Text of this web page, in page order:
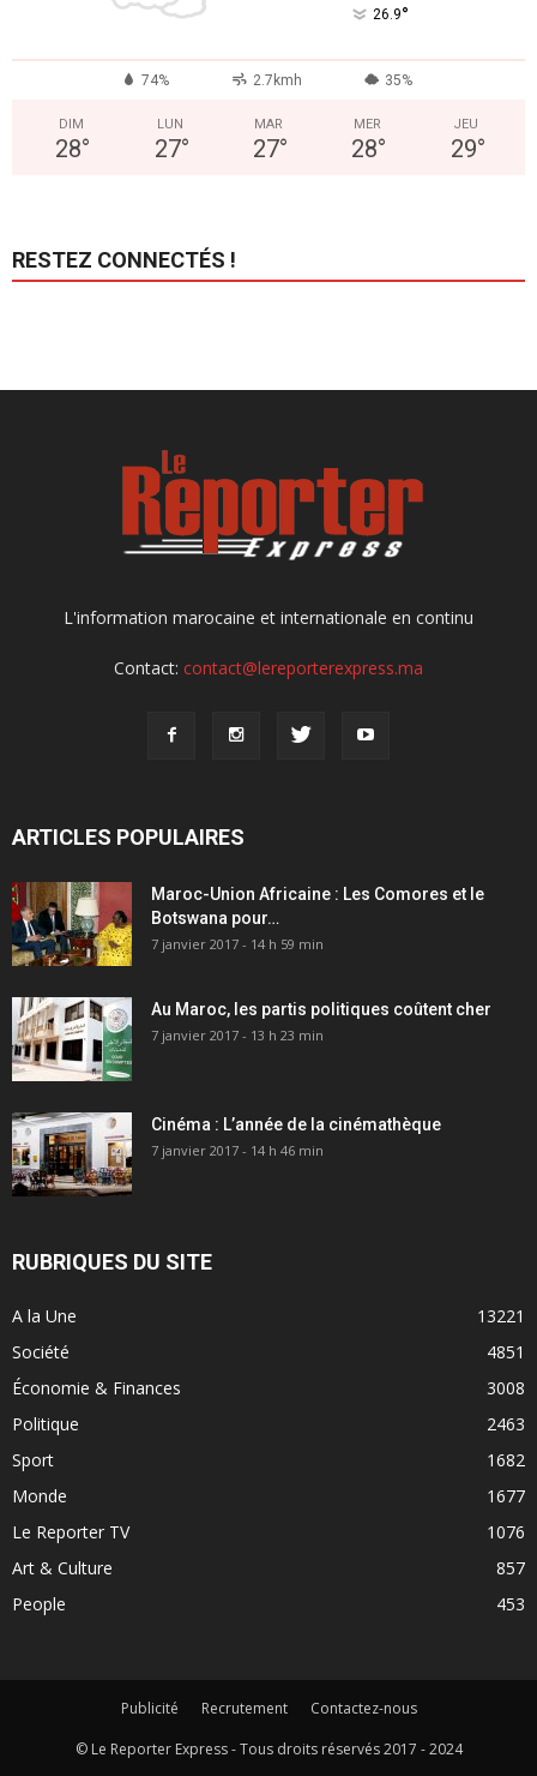
26.9°
74% 2.7kmh 35%
DIM
28°
LUN
27°
MAR
27°
MER
28°
JEU
29°
RESTEZ CONNECTÉS !
L'information marocaine et internationale en continu
Contact: contact@lereporterexpress.ma
ARTICLES POPULAIRES
Maroc-Union Africaine : Les Comores et le
Botswana pour…
7 janvier 2017 - 14 h 59 min
Au Maroc, les partis politiques coûtent cher
7 janvier 2017 - 13 h 23 min
Cinéma : L’année de la cinémathèque
7 janvier 2017 - 14 h 46 min
RUBRIQUES DU SITE
A la Une
13221
Société
4851
Économie & Finances
3008
Politique
2463
Sport
1682
Monde
1677
Le Reporter TV
1076
Art & Culture
857
People
453
Publicité Recrutement
Contactez-nous
© Le Reporter Express - Tous droits réservés 2017 - 2024